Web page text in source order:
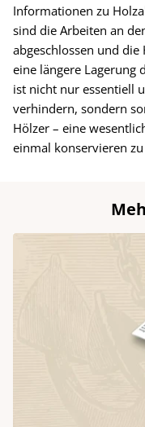
Informationen zu
sind die Arbeiten an
abgeschlossen und
eine längere Lagerung
ist nicht nur essentiell
verhindern, sondern
Hölzer – eine
einmal konservieren